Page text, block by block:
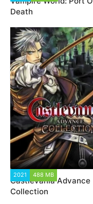
Death
2021 488 MB
Castlevania Advance
Collection